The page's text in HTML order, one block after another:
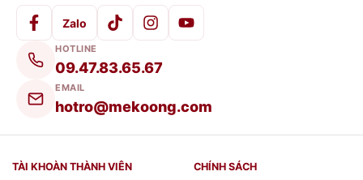
Zalo
HOTLINE
09.47.83.65.67
EMAIL
hotro@mekoong.com
TÀI KHOÀN THÀNH VIÊN CHÍNH SÁCH